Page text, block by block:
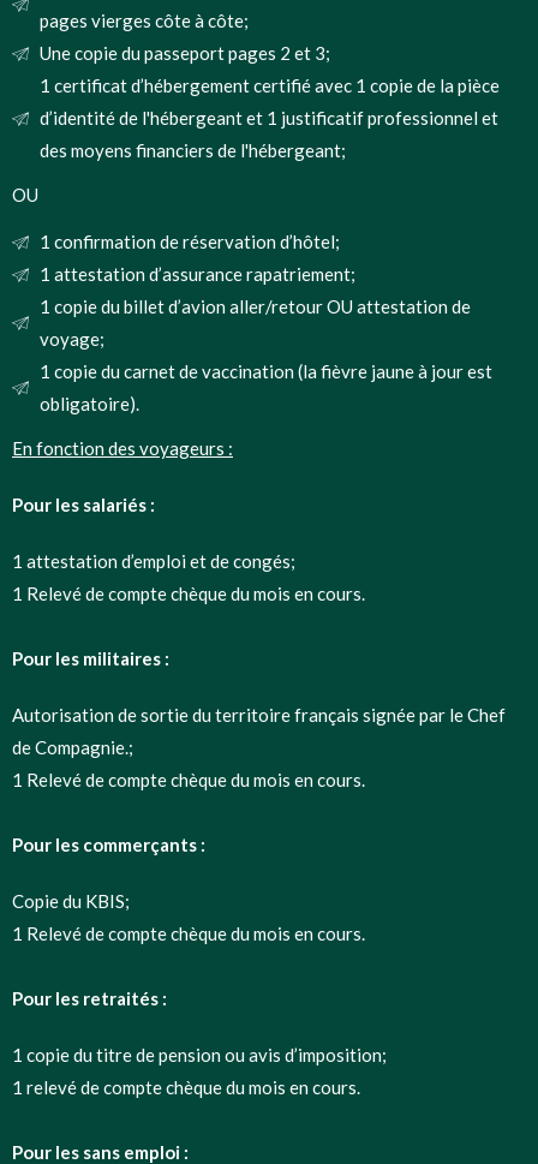
pages vierges côte à côte;
Une copie du passeport pages 2 et 3;
1 certificat d’hébergement certifié avec 1 copie de la pièce
d’identité de l'hébergeant et 1 justificatif professionnel et
des moyens financiers de l'hébergeant;
OU
1 confirmation de réservation d’hôtel;
1 attestation d’assurance rapatriement;
1 copie du billet d’avion aller/retour OU attestation de
voyage;
1 copie du carnet de vaccination (la fièvre jaune à jour est
obligatoire).
En fonction des voyageurs :
Pour les salariés :
1 attestation d’emploi et de congés;
1 Relevé de compte chèque du mois en cours.
Pour les militaires :
Autorisation de sortie du territoire français signée par le Chef
de Compagnie.;
1 Relevé de compte chèque du mois en cours.
Pour les commerçants :
Copie du KBIS;
1 Relevé de compte chèque du mois en cours.
Pour les retraités :
1 copie du titre de pension ou avis d’imposition;
1 relevé de compte chèque du mois en cours.
Pour les sans emploi :